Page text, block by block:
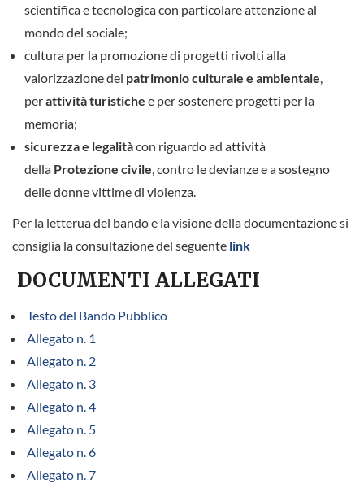
scientifica e tecnologica con particolare attenzione al
mondo del sociale;
cultura per la promozione di progetti rivolti alla
valorizzazione del patrimonio culturale e ambientale
perattività turistiche e per sostenere progetti per la
memoria;
sicurezza e legalitàcon riguardo ad attività
della Protezione civile , contro le devianze e a sostegno
delle donne vittime di violenza.
Per la letterua del bando e la visione della documentazione si
consiglia la consultazione del seguente link
DOCUMENTI ALLEGATI
Testo del Bando Pubblico
Allegato n. 1
Allegato n. 2
Allegato n. 3
Allegato n. 4
Allegato n. 5
Allegato n. 6
Allegato n. 7